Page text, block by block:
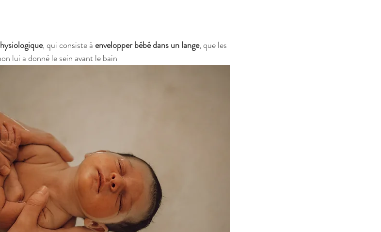
, qui consiste à envelopper bébé dans un lange, que les
lui a donné le sein avant le bain